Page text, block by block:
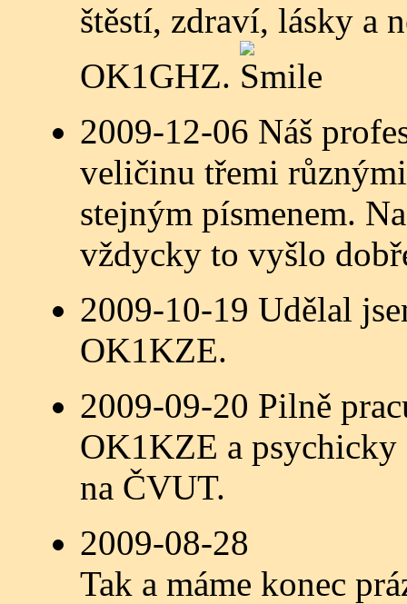
štěstí, zdraví, lásky a
OK1GHZ.
2009-12-06 Náš
veličinu třemi
stejným písmenem.
vždycky to vyšlo
2009-10-19 Udělal
OK1KZE.
2009-09-20 Pilně
OK1KZE a
na ČVUT.
2009-08-28
Tak a máme konec